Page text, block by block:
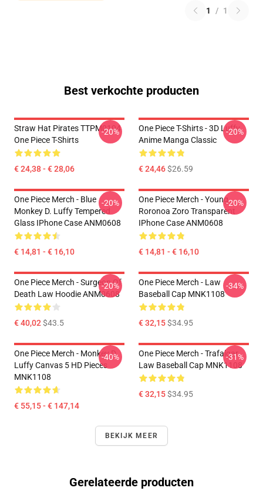
1 / 1
Best verkochte producten
Straw Hat Pirates TTPM0104
One Piece T-Shirts
€ 24,38 - € 28,06
-20%
One Piece T-Shirts - 3D Luffy
Anime Manga Classic
€ 24,46$26.59
-20%
One Piece Merch - Blue
Monkey D. Luffy Tempered
Glass IPhone Case ANM0608
€ 14,81 - € 16,10
-20%
One Piece Merch - Young
Roronoa Zoro Transparent
IPhone Case ANM0608
€ 14,81 - € 16,10
-20%
One Piece Merch - Surgeon Of
Death Law Hoodie ANM0608
€ 40,02$43.5
-20%
One Piece Merch - Law
Baseball Cap MNK1108
€ 32,15$34.95
-34%
One Piece Merch - Monkey D.
Luffy Canvas 5 HD Pieces
MNK1108
€ 55,15 - € 147,14
-40%
One Piece Merch - Trafalgar
Law Baseball Cap MNK1108
€ 32,15$34.95
-31%
BEKIJK MEER
Gerelateerde producten